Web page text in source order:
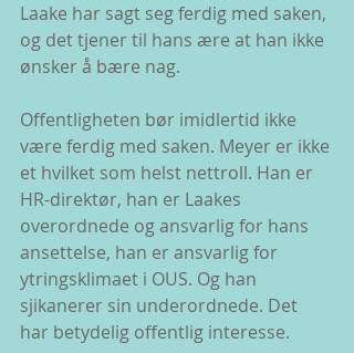
Laake har sagt seg ferdig med saken,
og det tjener til hans ære at han ikke
ønsker å bære nag.
Offentligheten bør imidlertid ikke
være ferdig med saken. Meyer er ikke
et hvilket som helst nettroll. Han er
HR-direktør, han er Laakes
overordnede og ansvarlig for hans
ansettelse, han er ansvarlig for
ytringsklimaet i OUS. Og han
sjikanerer sin underordnede. Det
har betydelig offentlig interesse.